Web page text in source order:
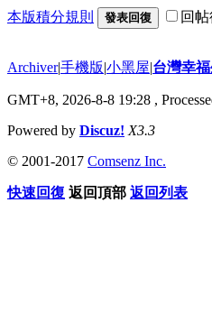
本版積分規則 發表回復 回
Archiver|手機版|小黑屋|台灣幸
GMT+8, 2026-8-8 19:28 ,
Powered by Discuz! X3.3
© 2001-2017 Comsenz Inc.
快速回復 返回頂部 返回列表